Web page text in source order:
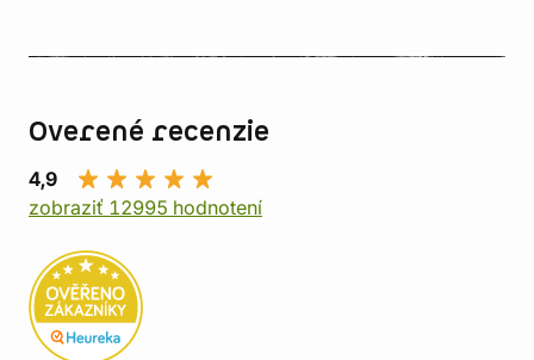
Overené recenzie
4,9
zobraziť 12995 hodnotení